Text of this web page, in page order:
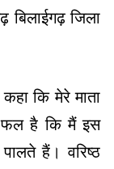
बिलाईगढ़ जिला
कि मेरे माता
फल है कि मैं इस
हैं। वरिष्ठ